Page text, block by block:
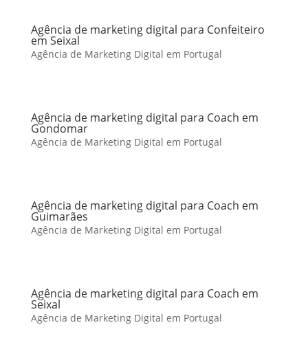
Agência de marketing digital para Confeiteiro
em Seixal
Agência de Marketing Digital em Portugal
Agência de marketing digital para Coach em
Gondomar
Agência de Marketing Digital em Portugal
Agência de marketing digital para Coach em
Guimarães
Agência de Marketing Digital em Portugal
Agência de marketing digital para Coach em
Seixal
Agência de Marketing Digital em Portugal